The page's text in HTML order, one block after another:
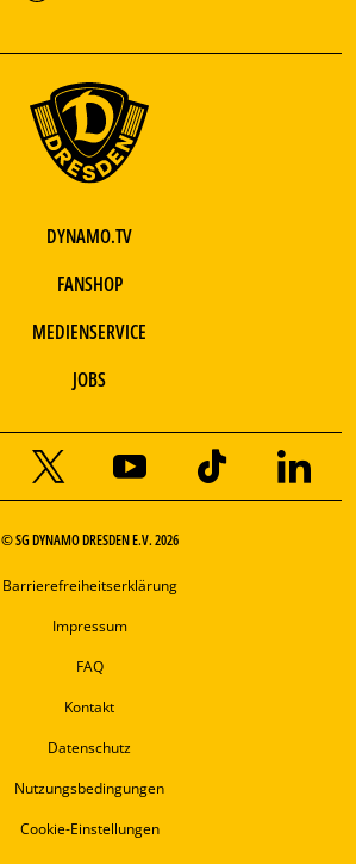
DYNAMO.TV
FANSHOP
MEDIENSERVICE
JOBS
© SG DYNAMO DRESDEN E.V. 2026
Barrierefreiheitserklärung
Impressum
FAQ
Kontakt
Datenschutz
Nutzungsbedingungen
Cookie-Einstellungen